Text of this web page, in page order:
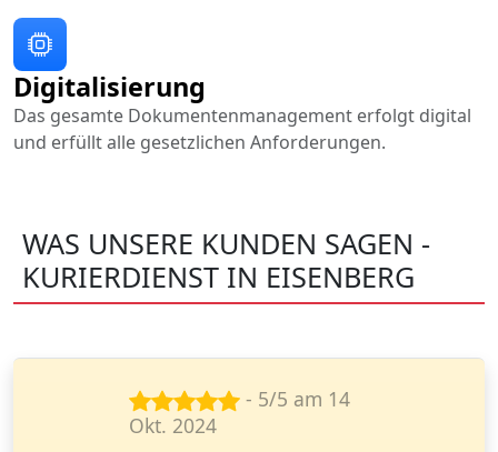
Digitalisierung
Das gesamte Dokumentenmanagement erfolgt digital
und erfüllt alle gesetzlichen Anforderungen.
WAS UNSERE KUNDEN SAGEN -
KURIERDIENST IN EISENBERG
- 5/5 am 25
Nov. 2024